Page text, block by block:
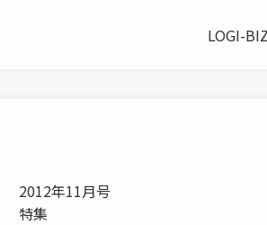
LOGI-
2012年11月号
特集